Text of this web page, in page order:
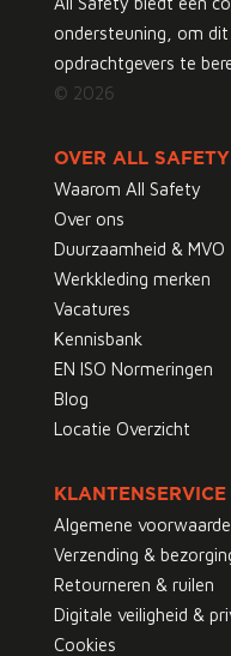
ondersteuning, om
opdrachtgevers te
© 2026
OVER ALL SAFETY
Waarom All Safety
Over ons
Duurzaamheid & MVO
Werkkleding merken
Vacatures
Kennisbank
EN ISO Normeringen
Blog
Locatie Overzicht
KLANTENSERVICE
Algemene
Verzending &
Retourneren & ruilen
Digitale veiligheid &
Cookies